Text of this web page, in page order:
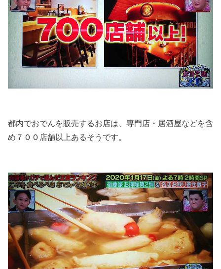
都内でおでんを販売するお店は、専門店・居酒屋などを含
め７００店舗以上あるそうです。